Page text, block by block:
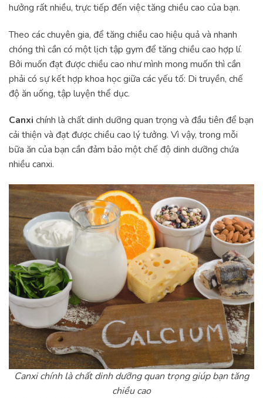
hưởng rất nhiều, trực tiếp đến việc tăng chiều cao của bạn.
Theo các chuyên gia, để tăng chiều cao hiệu quả và nhanh
chóng thì cần có một lịch tập gym để tăng chiều cao hợp lí.
Bởi muốn đạt được chiều cao như mình mong muốn thì cần
phải có sự kết hợp khoa học giữa các yếu tố: Di truyền, chế
độ ăn uống, tập luyện thể dục.
Canxi chính là chất dinh dưỡng quan trọng và đầu tiên để bạn
cải thiện và đạt được chiều cao lý tưởng. Vì vậy, trong mỗi
bữa ăn của bạn cần đảm bảo một chế độ dinh dưỡng chứa
nhiều canxi.
Canxi chính là chất dinh dưỡng quan trọng giúp bạn tăng
chiều cao